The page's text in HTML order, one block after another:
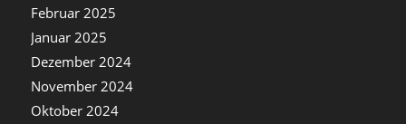
Februar 2025
Januar 2025
Dezember 2024
November 2024
Oktober 2024